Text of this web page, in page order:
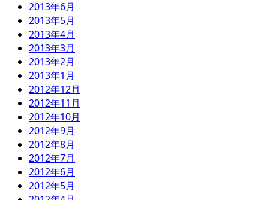
2013年6月
2013年5月
2013年4月
2013年3月
2013年2月
2013年1月
2012年12月
2012年11月
2012年10月
2012年9月
2012年8月
2012年7月
2012年6月
2012年5月